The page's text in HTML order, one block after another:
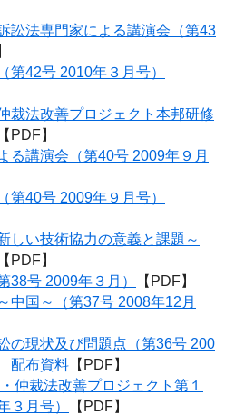
訟法専門家による講演会（第43
第42号 2010年３月号）
裁法改善プロジェクト本邦研修
【PDF】
る講演会（第40号 2009年９月
第40号 2009年９月号）
い技術協力の意義と課題～
【PDF】
38号 2009年３月）
【PDF】
国～（第37号 2008年12月
の現状及び問題点（第36号 200
配布資料 【PDF】
仲裁法改善プロジェクト第１
３月号）
【PDF】